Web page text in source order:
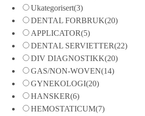
Ukategorisert(3)
DENTAL FORBRUK(20)
APPLICATOR(5)
DENTAL SERVIETTER(22)
DIV DIAGNOSTIKK(20)
GAS/NON-WOVEN(14)
GYNEKOLOGI(20)
HANSKER(6)
HEMOSTATICUM(7)